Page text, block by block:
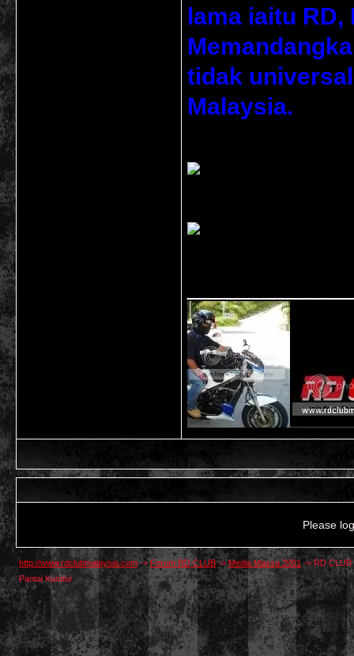
lama iaitu RD,
tidak
Malaysia.
Please
http://www.rdclubmalaysia.com ->Forum RD CLUB->Media Massa 2001 ->RD CLUB
Pantai Kundur